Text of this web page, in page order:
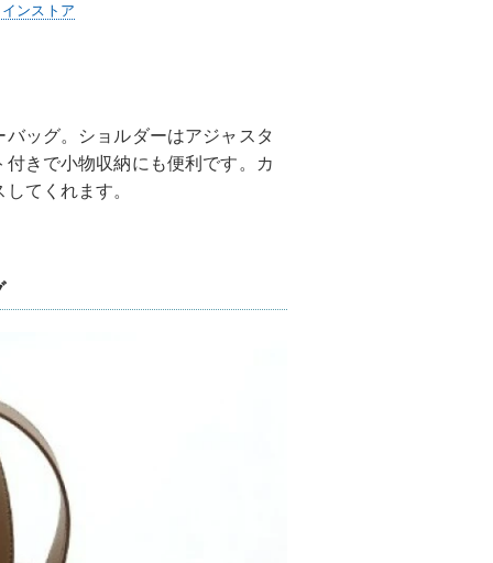
ンストア
ッグ。ショルダーはアジャスタ
きで小物収納にも便利です。カ
てくれます。